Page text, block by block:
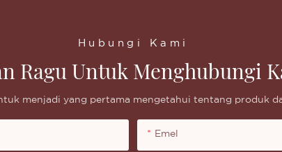
Hubungi Kami
Ragu Untuk Menghubungi
menjadi yang pertama mengetahui tentang produk
Emel